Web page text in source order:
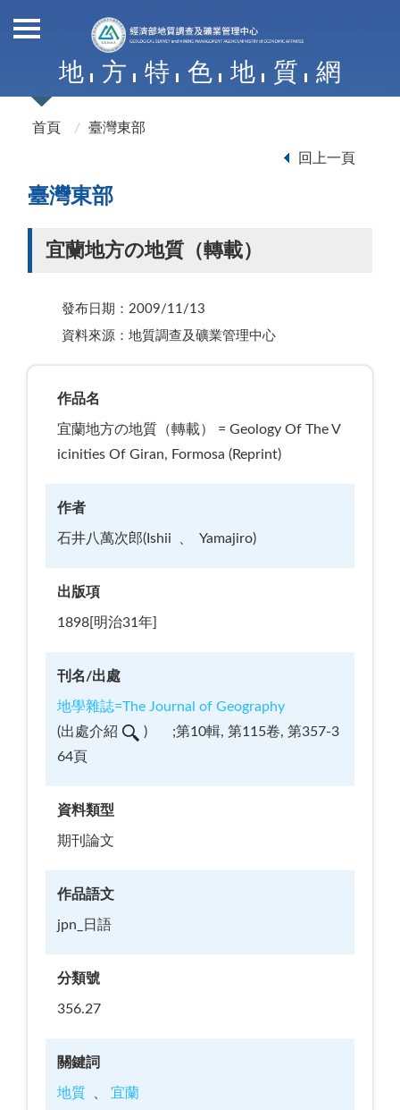
地 方 特 色 地 質 網
首頁 臺灣東部
回上一頁
臺灣東部
宜蘭地方の地質（轉載）
發布日期：2009/11/13
資料來源：地質調查及礦業管理中心
作品名
宜蘭地方の地質（轉載） = Geology Of The V
icinities Of Giran, Formosa (Reprint)
作者
石井八萬次郎(Ishii Yamajiro)
出版項
1898[明治31年]
刊名/出處
地學雜誌=The Journal of Geography
(出處介紹 )
;第10輯, 第115卷, 第357-3
64頁
資料類型
期刊論文
作品語文
jpn_日語
分類號
356.27
關鍵詞
地質 宜蘭